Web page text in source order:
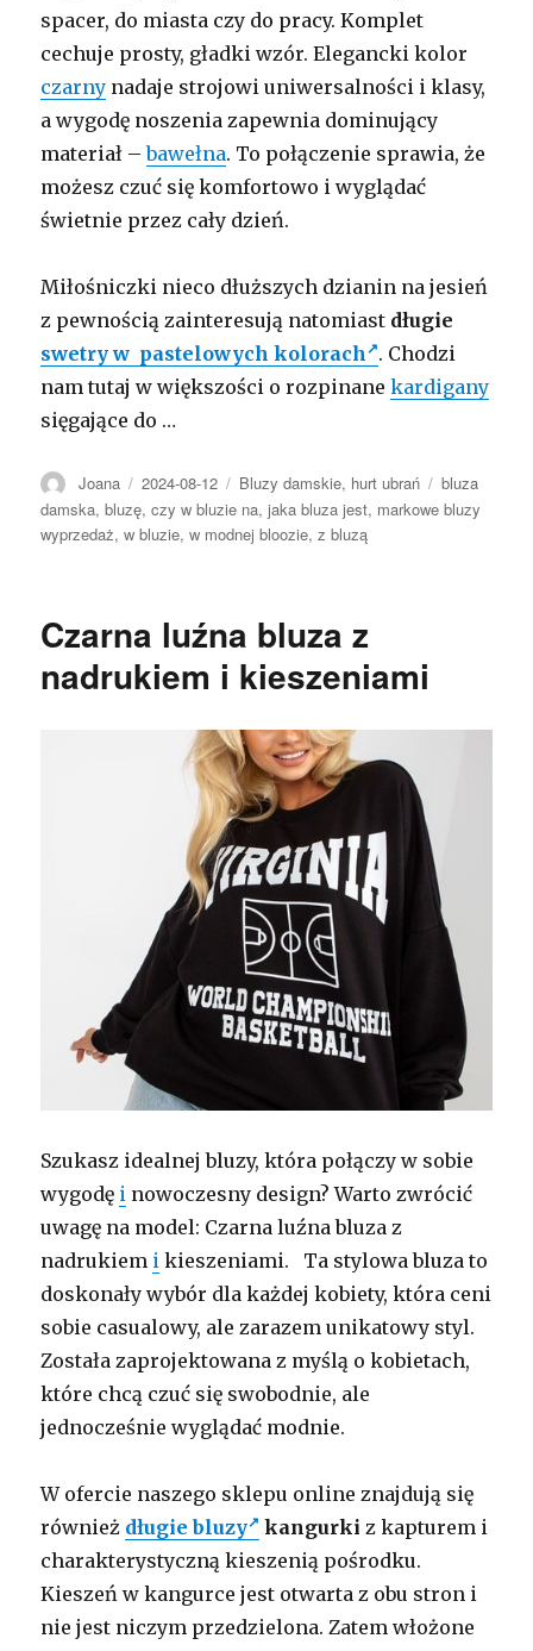
spacer, do miasta czy do pracy. Komplet
cechuje prosty, gładki wzór. Elegancki kolor
czarny nadaje strojowi uniwersalności i klasy,
a wygodę noszenia zapewnia dominujący
materiał –bawełna. To połączenie sprawia, że
możesz czuć się komfortowo i wyglądać
świetnie przez cały dzień.
Miłośniczki nieco dłuższych dzianin na jesień
z pewnością zainteresują natomiast długie
swetry w pastelowych kolorach
. Chodzi
nam tutaj w większości o rozpinanekardigany
sięgające do …
Autor
Joana Opublikowano
2024-08-12 Kategorie
Bluzy damskie, hurt ubrań Tagi
bluza
damska,bluzę,czy w bluzie na,jaka bluza jest, markowe bluzy
wyprzedaż,w bluzie,w modnej bloozie,z bluzą
Czarna luźna bluza z
nadrukiem i kieszeniami
Szukasz idealnej bluzy, która połączy w sobie
wygodę i nowoczesny design? Warto zwrócić
uwagę na model: Czarna luźna bluza z
nadrukiem i kieszeniami. Ta stylowa bluza to
doskonały wybór dla każdej kobiety, która ceni
sobie casualowy, ale zarazem unikatowy styl.
Została zaprojektowana z myślą o kobietach,
które chcą czuć się swobodnie, ale
jednocześnie wyglądać modnie.
W ofercie naszego sklepu online znajdują się
również długie bluzy kangurki z kapturem i
charakterystyczną kieszenią pośrodku.
Kieszeń w kangurce jest otwarta z obu stron i
nie jest niczym przedzielona. Zatem włożone